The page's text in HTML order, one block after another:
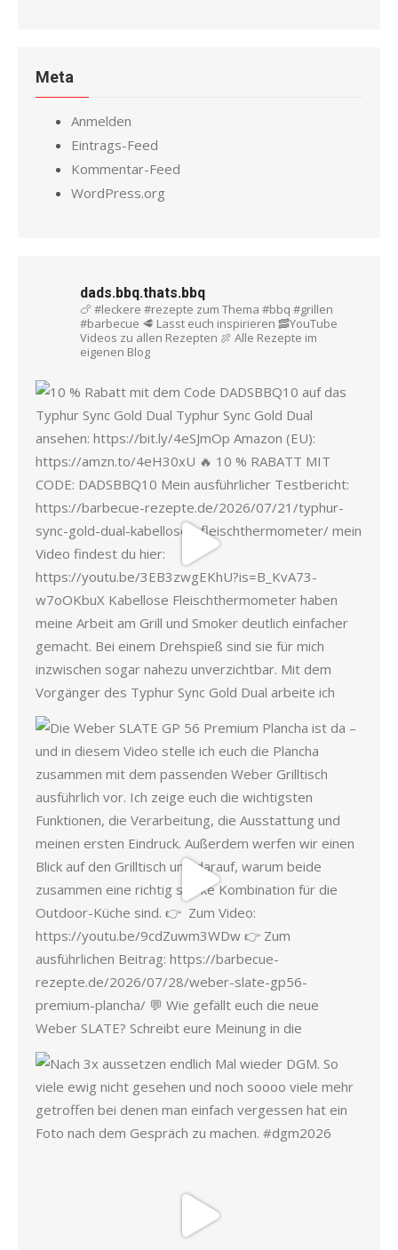
Meta
Anmelden
Eintrags-Feed
Kommentar-Feed
WordPress.org
dads.bbq.thats.bbq
🍗 #leckere #rezepte zum Thema #bbq #grillen
#barbecue 🥩 Lasst euch inspirieren 🥓YouTube
Videos zu allen Rezepten 🍖 Alle Rezepte im
eigenen Blog